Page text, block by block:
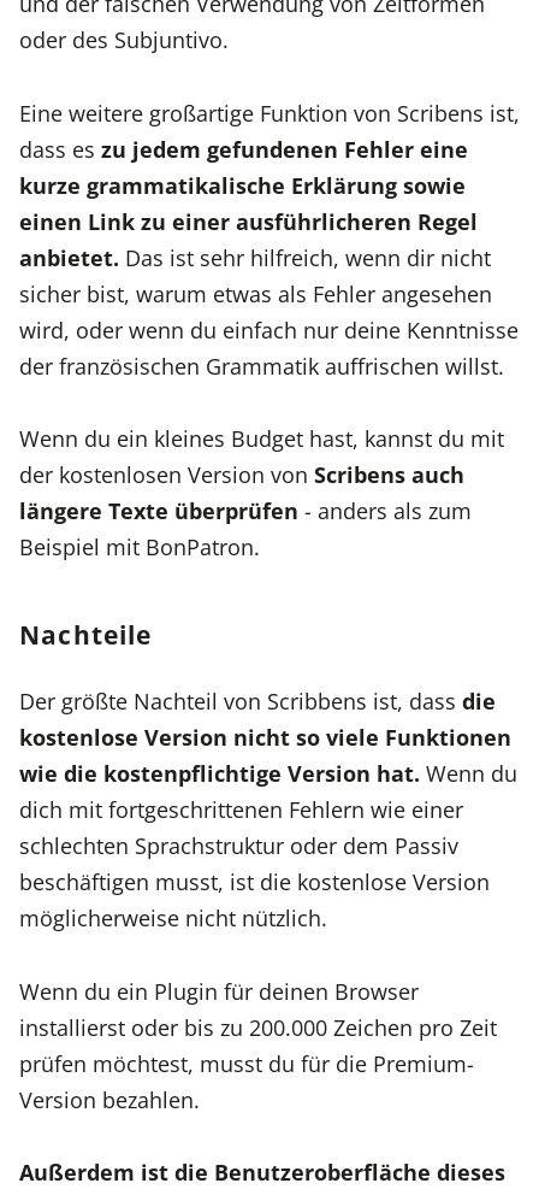
oder des Subjuntivo.
Eine weitere großartige Funktion von Scribens ist,
dass es zu jedem gefundenen Fehler eine
kurze grammatikalische Erklärung sowie
einen Link zu einer ausführlicheren Regel
anbietet. Das ist sehr hilfreich, wenn dir nicht
sicher bist, warum etwas als Fehler angesehen
wird, oder wenn du einfach nur deine Kenntnisse
der französischen Grammatik auffrischen willst.
Wenn du ein kleines Budget hast, kannst du mit
der kostenlosen Version von Scribens auch
längere Texte überprüfen - anders als zum
Beispiel mit BonPatron.
Nachteile
Der größte Nachteil von Scribbens ist, dass die
kostenlose Version nicht so viele Funktionen
wie die kostenpflichtige Version hat. Wenn du
dich mit fortgeschrittenen Fehlern wie einer
schlechten Sprachstruktur oder dem Passiv
beschäftigen musst, ist die kostenlose Version
möglicherweise nicht nützlich.
Wenn du ein Plugin für deinen Browser
installierst oder bis zu 200.000 Zeichen pro Zeit
prüfen möchtest, musst du für die Premium-
Version bezahlen.
Außerdem ist die Benutzeroberfläche dieses